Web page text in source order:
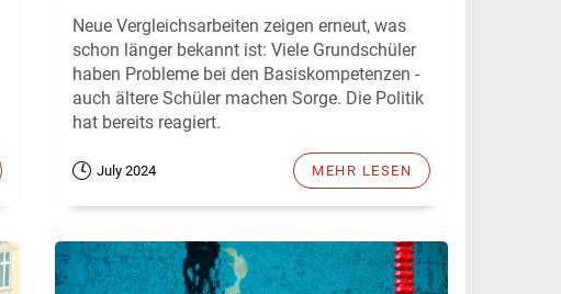
Neue Vergleichsarbeiten zeigen erneut, was
schon länger bekannt ist: Viele Grundschüler
haben Probleme bei den Basiskompetenzen -
auch ältere Schüler machen Sorge. Die Politik
hat bereits reagiert.
July 2024 MEHR LESEN